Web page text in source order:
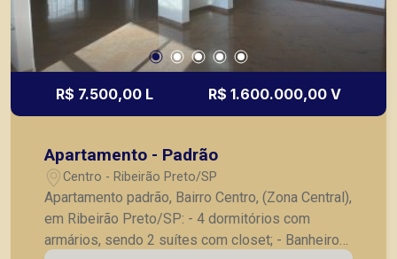
R$ 7.500,00 L R$ 1.600.000,00 V
Apartamento - Padrão
Centro - Ribeirão Preto/SP
Apartamento padrão, Bairro Centro, (Zona Central),
em Ribeirão Preto/SP: - 4 dormitórios com
armários, sendo 2 suítes com closet; - Banheiro